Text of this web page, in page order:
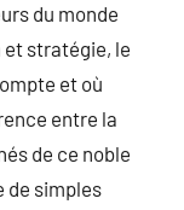
du monde
stratégie, le
et où
entre la
de ce noble
de simples